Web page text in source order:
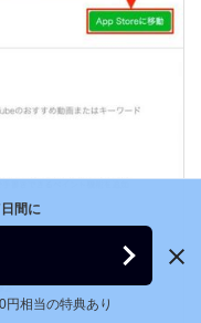
間に
円相当の特典あり